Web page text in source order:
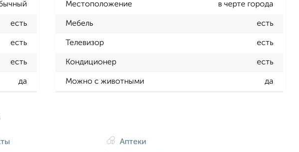
Местоположение в черте города
есть Мебель есть
есть Телевизор есть
есть Кондиционер есть
да Можно с животными да
Аптеки